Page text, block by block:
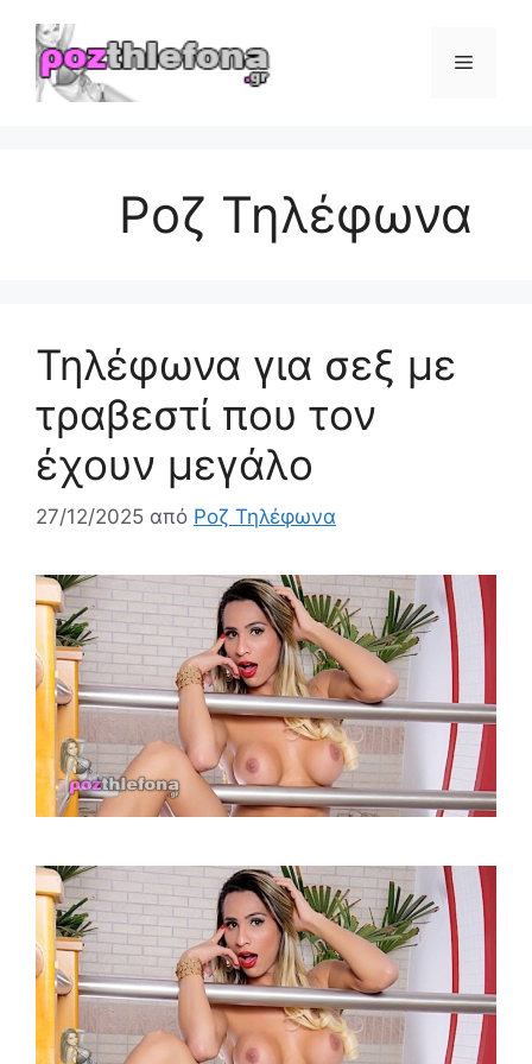
περιεχόμενο
Μενού
Ροζ Τηλέφωνα
Τηλέφωνα για σεξ με
τραβεστί που τον
έχουν μεγάλο
27/12/2025 από Ροζ Τηλέφωνα